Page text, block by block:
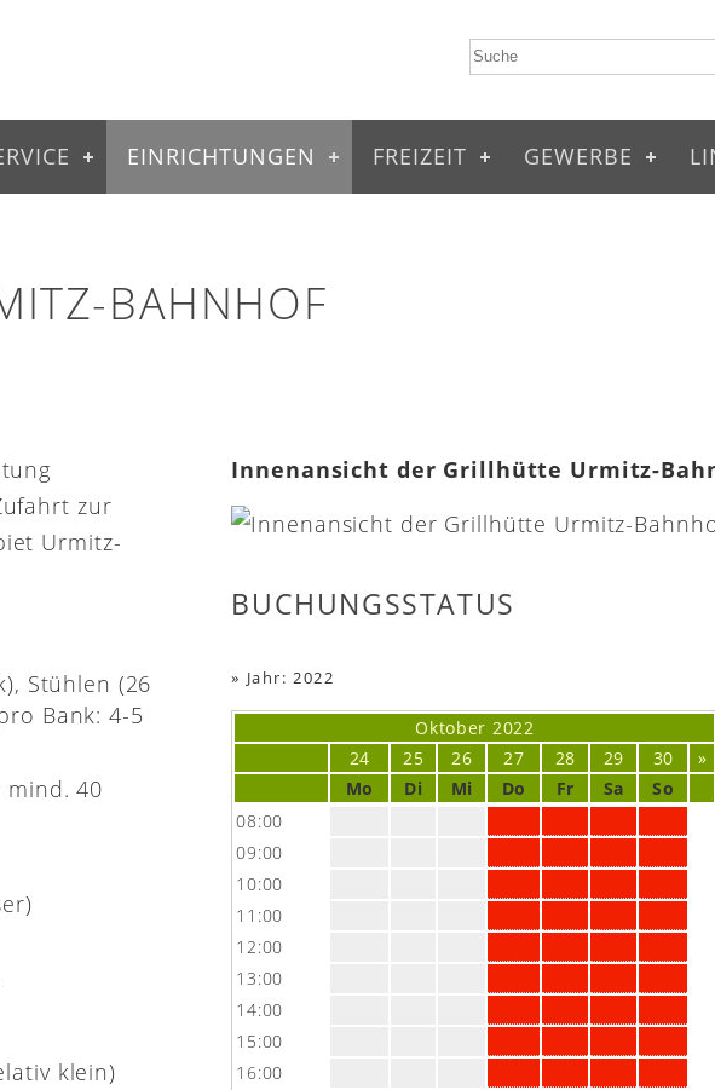
EINRICHTUNGEN FREIZEIT GEWERBE
BAHNHOF
zur
Urmitz-
Stühlen (26
Bank: 4-5
mind. 40
klein)
Innenansicht der Grillhütte Urmitz-
BUCHUNGSSTATUS
» Jahr: 2022
Oktober 2022
24
25 26 27 28 29 30
»
Mo
Di Mi Do Fr Sa
So
08:00
09:00
10:00
11:00
12:00
13:00
14:00
15:00
16:00